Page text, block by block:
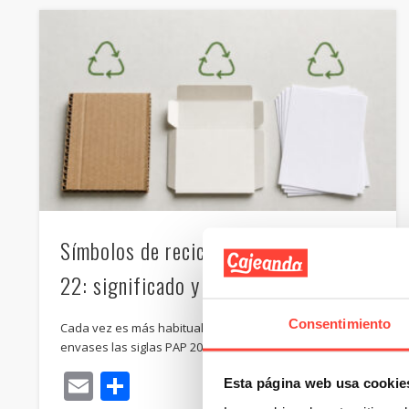
Consentimiento
Esta página web usa
Símbolos de reciclaje PAP 20, 21 y
22: significado y normativa
Cada vez es más habitual encontrar en cajas, bolsas y
envases las siglas PAP 20, PAP 21 o PAP 22 dentro de …
EmailCompartir